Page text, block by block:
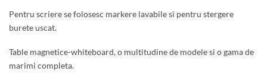
Pentru scriere se folosesc markere lavabile si pentru stergere
burete uscat.
Table magnetice-whiteboard, o multitudine de modele si o gama de
marimi completa.